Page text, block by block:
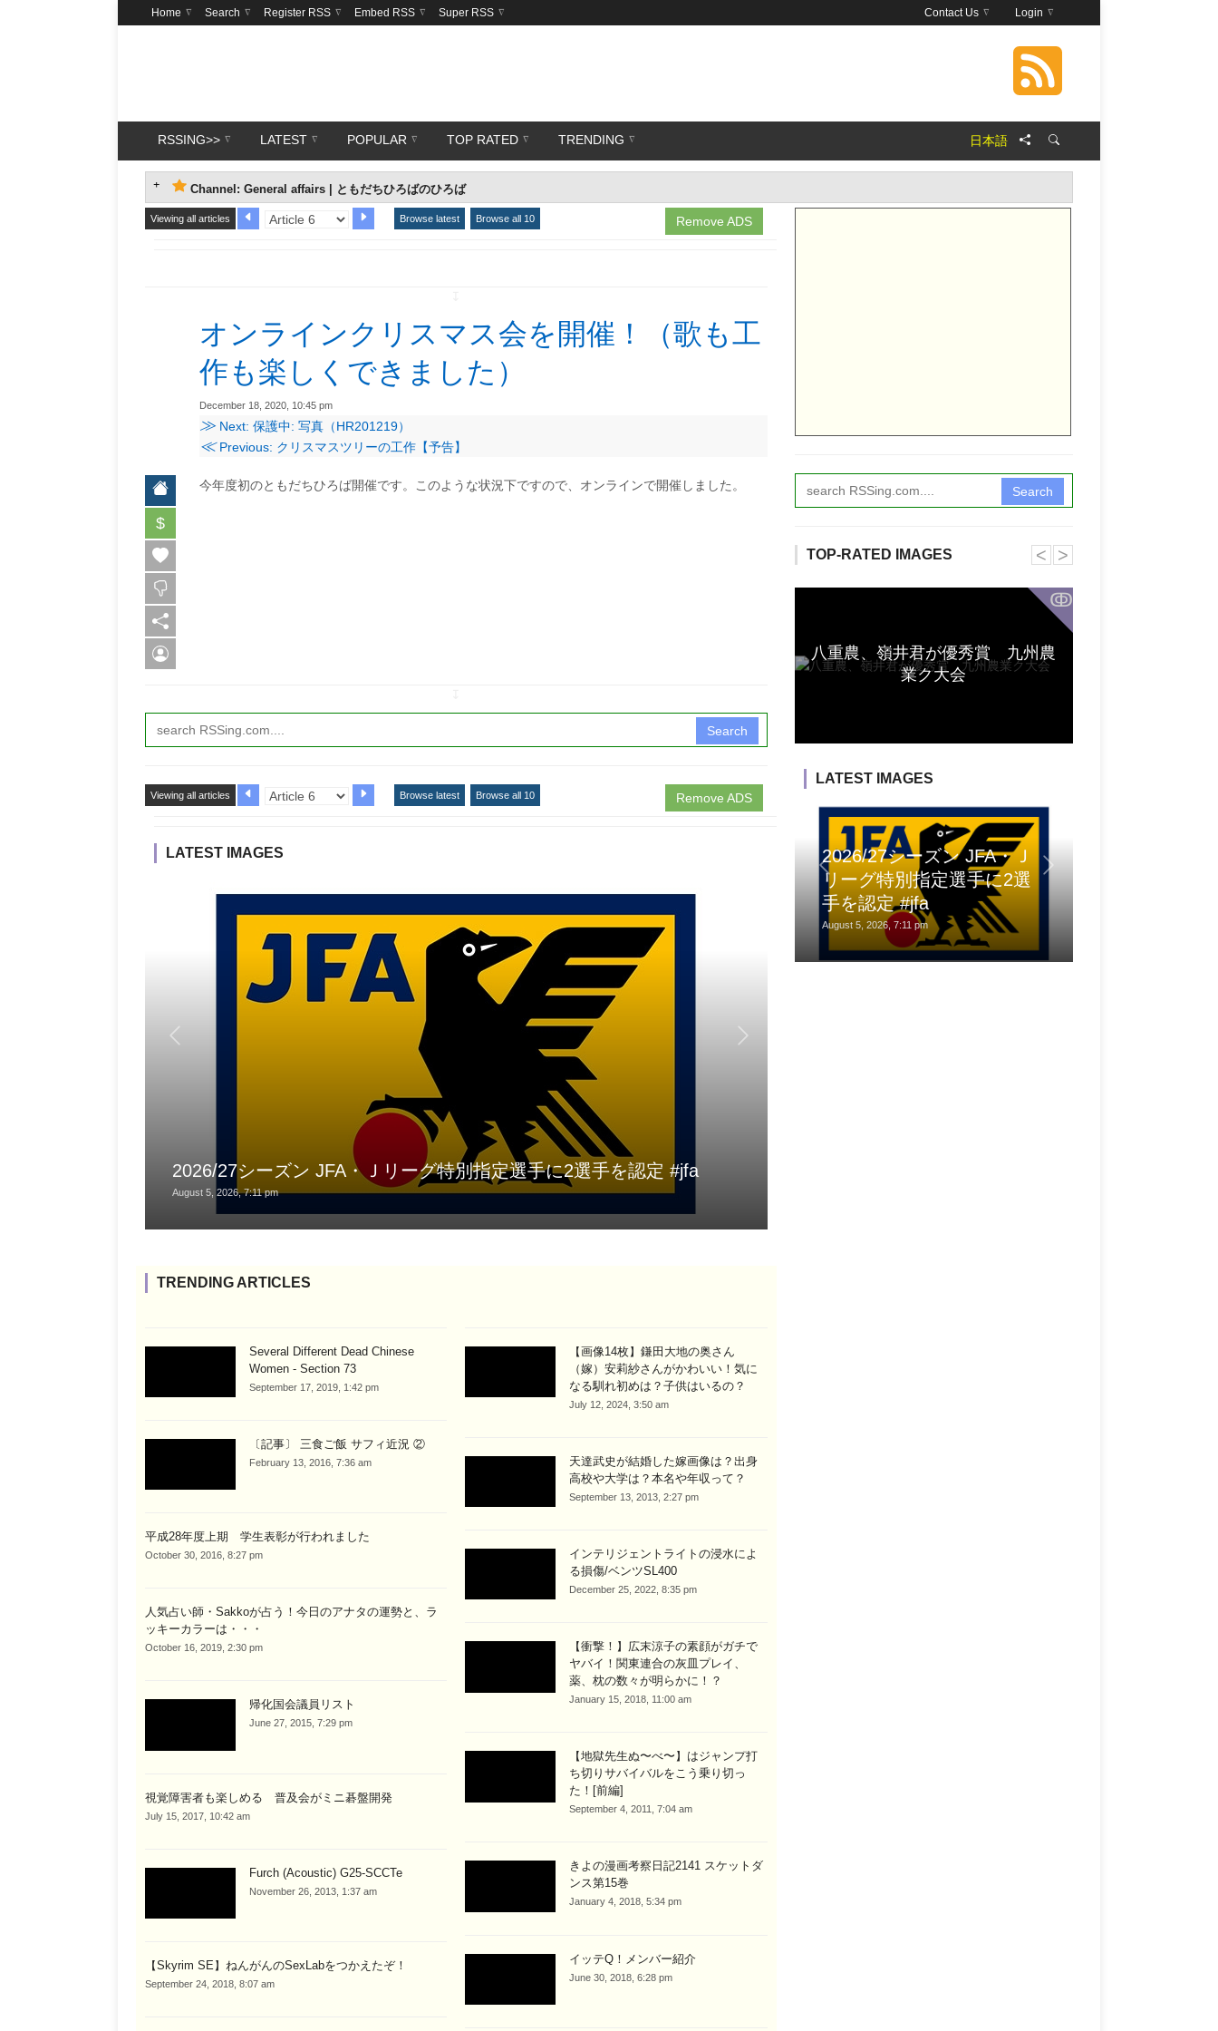
Login
Home Search Register RSS Embed RSS Super RSS Contact Us
RSSING>> LATEST POPULAR TOP RATED TRENDING 日本語
Channel: General affairs | ともだちひろばのひろば
Remove ADS
Viewing all articles Browse latest Browse all 10
オンラインクリスマス会を開催！（歌も工
作も楽しくできました）
December 18, 2020, 10:45 pm
≫ Next: 保護中: 写真（HR201219）
≪Previous: クリスマスツリーの工作【予告】
$
今年度初のともだちひろば開催です。このような状況下ですので、オンラインで開催しました。
Search
Remove ADS
Viewing all articles Browse latest Browse all 10
LATEST IMAGES
2026/27シーズン JFA・Ｊリーグ特別指定選手に2選手を認定 #jfa
August 5, 2026, 7:11 pm
TRENDING ARTICLES
Several Different Dead Chinese
Women - Section 73
September 17, 2019, 1:42 pm
〔記事〕 三食ご飯 サフィ近況 ②
February 13, 2016, 7:36 am
平成28年度上期 学生表彰が行われました
October 30, 2016, 8:27 pm
人気占い師・Sakkoが占う！今日のアナタの運勢と、ラ
ッキーカラーは・・・
October 16, 2019, 2:30 pm
帰化国会議員リスト
June 27, 2015, 7:29 pm
視覚障害者も楽しめる 普及会がミニ碁盤開発
July 15, 2017, 10:42 am
Furch (Acoustic) G25-SCCTe
November 26, 2013, 1:37 am
【Skyrim SE】ねんがんのSexLabをつかえたぞ！
September 24, 2018, 8:07 am
【画像14枚】鎌田大地の奥さん
（嫁）安莉紗さんがかわいい！気に
なる馴れ初めは？子供はいるの？
July 12, 2024, 3:50 am
天達武史が結婚した嫁画像は？出身
高校や大学は？本名や年収って？
September 13, 2013, 2:27 pm
インテリジェントライトの浸水によ
る損傷/ベンツSL400
December 25, 2022, 8:35 pm
【衝撃！】広末涼子の素顔がガチで
ヤバイ！関東連合の灰皿プレイ、
薬、枕の数々が明らかに！？
January 15, 2018, 11:00 am
【地獄先生ぬ〜べ〜】はジャンプ打
ち切りサバイバルをこう乗り切っ
た！[前編]
September 4, 2011, 7:04 am
きよの漫画考察日記2141 スケットダ
ンス第15巻
January 4, 2018, 5:34 pm
イッテQ！メンバー紹介
June 30, 2018, 6:28 pm
Search
TOP-RATED IMAGES
ↂ
八重農、嶺井君が優秀賞 九州農
業ク大会
˂ ˃
LATEST IMAGES
2026/27シーズン JFA・Ｊ
リーグ特別指定選手に2選
手を認定 #jfa
August 5, 2026, 7:11 pm